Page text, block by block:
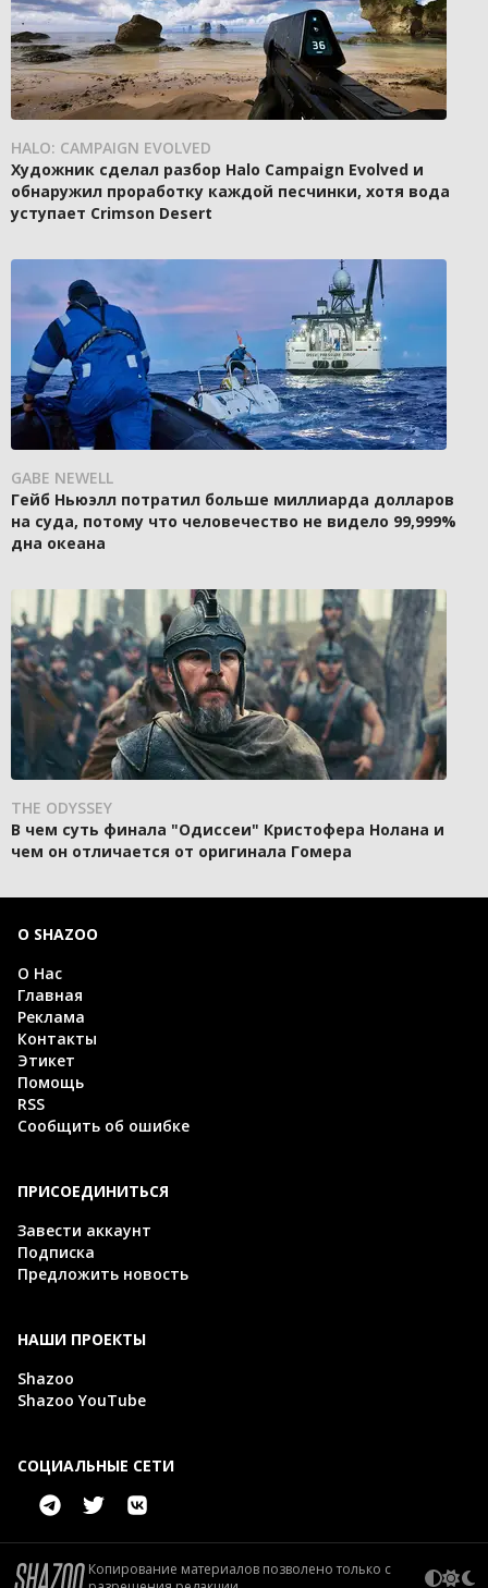
HALO: CAMPAIGN EVOLVED
Художник сделал разбор Halo Campaign Evolved и
обнаружил проработку каждой песчинки, хотя вода
уступает Crimson Desert
GABE NEWELL
Гейб Ньюэлл потратил больше миллиарда долларов
на суда, потому что человечество не видело 99,999%
дна океана
THE ODYSSEY
В чем суть финала "Одиссеи" Кристофера Нолана и
чем он отличается от оригинала Гомера
О SHAZOO
О Нас
Главная
Реклама
Контакты
Этикет
Помощь
RSS
Сообщить об ошибке
ПРИСОЕДИНИТЬСЯ
Завести аккаунт
Подписка
Предложить новость
НАШИ ПРОЕКТЫ
Shazoo
Shazoo YouTube
СОЦИАЛЬНЫЕ СЕТИ
Копирование материалов позволено только с